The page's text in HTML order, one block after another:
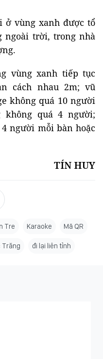
ở vùng xanh được tổ
ngoài trời, trong nhà
vùng xanh tiếp tục
cách nhau 2m; vũ
không quá 10 người
quá 4 người;
người mỗi bàn hoặc
TÍN HUY
Tre Karaoke Mã QR
Trăng đi lại liên tỉnh